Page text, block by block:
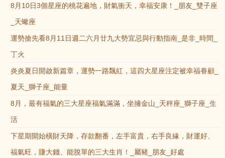
8月10日3個星座的桃花遍地，財氣衝天，幸福安康！_朋友_雙子座
_天蠍座
運勢搶先看8月11日週二六月廿九大勢宜忌與行動指南_是非_時間_
丁火
炎炎夏日開啟新篇章，運勢一路飄紅，這四大星座注定被幸福眷顧_
夏天_獅子座_能量
8月，最有福氣的三大星座福氣滿滿，坐擁金山_天秤座_獅子座_生
活
下星期開始橫財天降，存款翻番，左手富貴，右手良緣，財運好、
福氣旺，賺大錢、能脫單的三大生肖！_屬豬_朋友_好處